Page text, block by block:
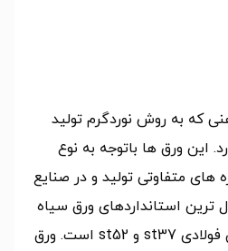
که به روش نوردگرم تولید
این ورق ها باتوجه به نوع
های متفاوتی تولید و در صنایع
ترین استانداردهای ورق سیاه
که در بازار وجود دارد ورق فولادی st37 و st52 است. ورق